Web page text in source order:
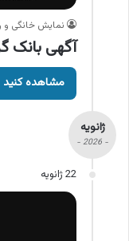
نمایش خانگی و
آگهی بانک
مشاهده کنید
ژانویه
- 2026 -
22 ژانویه